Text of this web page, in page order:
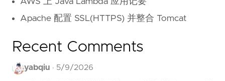
Apache 配置 SSL(HTTPS) 并整合 Tomcat
Recent Comments
yabqiu · 5/9/2026